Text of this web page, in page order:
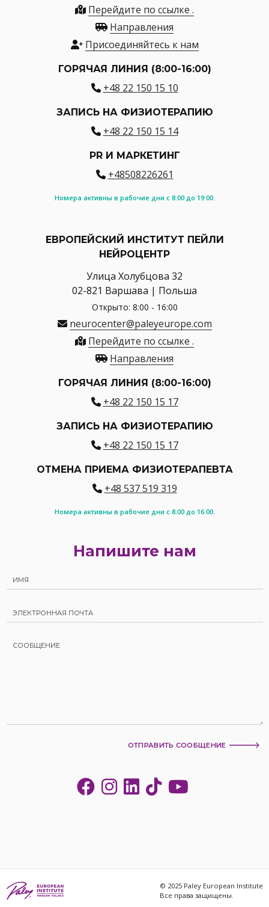
Перейдите по ссылке .
Направления
Присоединяйтесь к нам
ГОРЯЧАЯ ЛИНИЯ (8:00-16:00)
+48 22 150 15 10
ЗАПИСЬ НА ФИЗИОТЕРАПИЮ
+48 22 150 15 14
PR И МАРКЕТИНГ
+48508226261
Номера активны в рабочие дни с 8:00 до 19:00.
ЕВРОПЕЙСКИЙ ИНСТИТУТ ПЕЙЛИ
НЕЙРОЦЕНТР
Улица Холубцова 32
02-821 Варшава | Польша
Открыто: 8:00 - 16:00
neurocenter@paleyeurope.com
Перейдите по ссылке .
Направления
ГОРЯЧАЯ ЛИНИЯ (8:00-16:00)
+48 22 150 15 17
ЗАПИСЬ НА ФИЗИОТЕРАПИЮ
+48 22 150 15 17
ОТМЕНА ПРИЕМА ФИЗИОТЕРАПЕВТА
+48 537 519 319
Номера активны в рабочие дни с 8:00 до 16:00.
Напишите нам
ОТПРАВИТЬ СООБЩЕНИЕ
© 2025 Paley European Institute
Все права защищены.